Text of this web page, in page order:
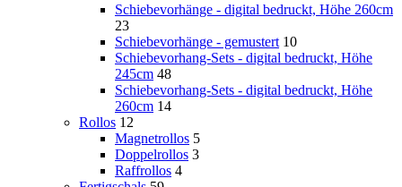
Schiebevorhänge - digital bedruckt, Höhe 260cm
23
Schiebevorhänge - gemustert 10
Schiebevorhang-Sets - digital bedruckt, Höhe
245cm 48
Schiebevorhang-Sets - digital bedruckt, Höhe
260cm 14
Rollos 12
Magnetrollos 5
Doppelrollos 3
Raffrollos 4